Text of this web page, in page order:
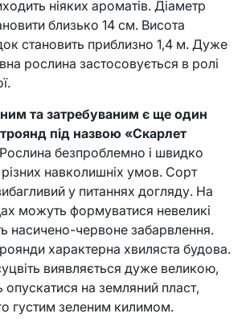
ніяких ароматів. Діаметр
близько 14 см. Висота
становить приблизно 1,4 м. Дуже
рослина застосовується в ролі
та затребуваним є ще один
під назвою «Скарлет
Рослина безпроблемно і швидко
навколишніх умов. Сорт
у питаннях догляду. На
можуть формуватися невеликі
насичено-червоне забарвлення.
характерна хвиляста будова.
виявляється дуже великою,
опускатися на земляний пласт,
густим зеленим килимом.